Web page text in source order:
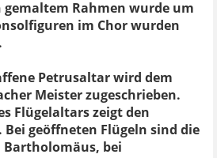
Rahmen wurde um
im Chor wurden
Petrusaltar wird dem
Meister zugeschrieben.
Flügelaltars zeigt den
geöffneten Flügeln sind die
Bartholomäus, bei